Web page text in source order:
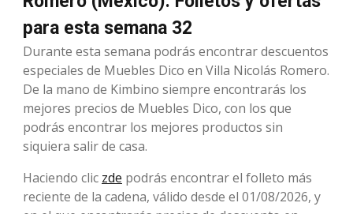
para esta semana 32
Durante esta semana podrás encontrar descuentos
especiales de Muebles Dico en Villa Nicolás Romero.
De la mano de Kimbino siempre encontrarás los
mejores precios de Muebles Dico, con los que
podrás encontrar los mejores productos sin
siquiera salir de casa.
Haciendo clic zde podrás encontrar el folleto más
reciente de la cadena, válido desde el 01/08/2026, y